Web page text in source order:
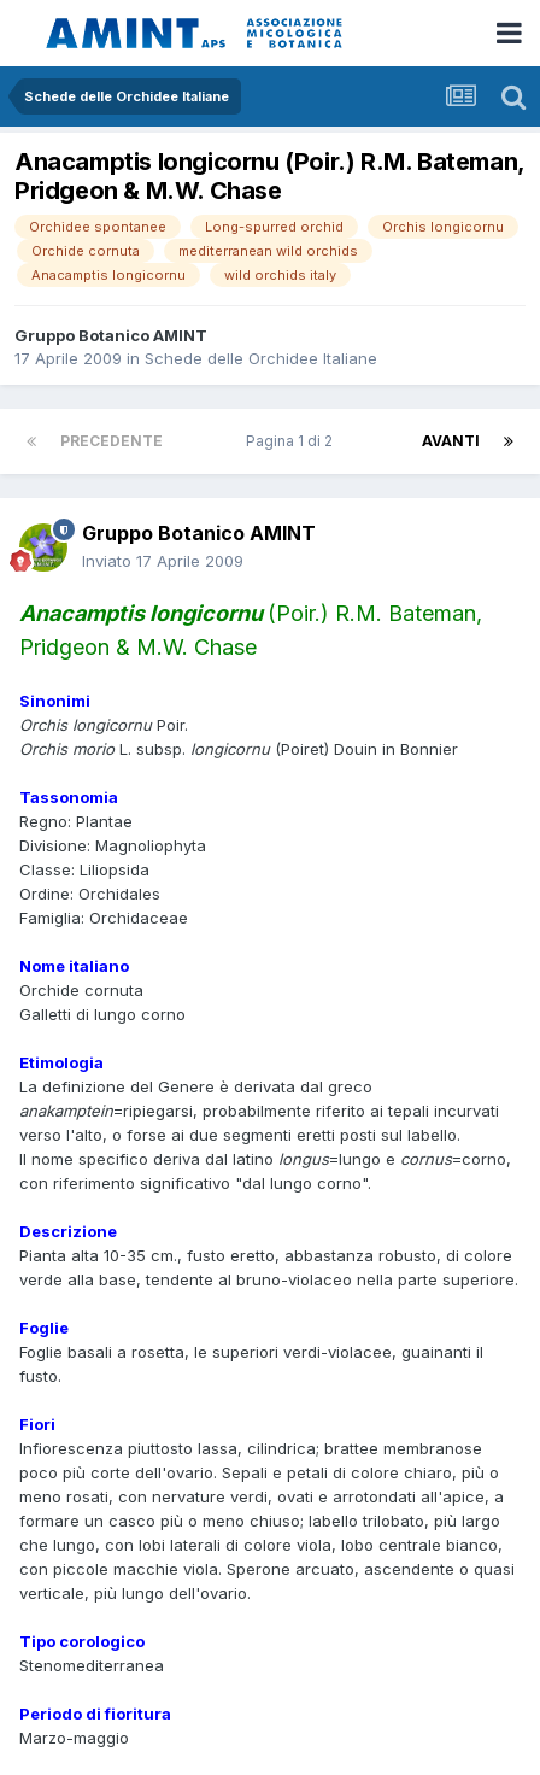
Schede delle Orchidee Italiane
Anacamptis longicornu (Poir.) R.M. Bateman,
Pridgeon & M.W. Chase
Orchidee spontanee Long-spurred orchid
Orchis longicornu
Orchide cornuta
mediterranean wild orchids
Anacamptis longicornu
wild orchids italy
Gruppo Botanico AMINT
17 Aprile 2009 in Schede delle Orchidee Italiane
PRECEDENTE AVANTI
Pagina 1 di 2
Gruppo Botanico AMINT
Inviato 17 Aprile 2009
Anacamptis longicornu (Poir.) R.M. Bateman,
Pridgeon & M.W. Chase
Sinonimi
Orchis longicornuPoir.
Orchis morioL. subsp. longicornu (Poiret) Douin in Bonnier
Tassonomia
Regno: Plantae
Divisione: Magnoliophyta
Classe: Liliopsida
Ordine: Orchidales
Famiglia: Orchidaceae
Nome italiano
Orchide cornuta
Galletti di lungo corno
Etimologia
La definizione del Genere è derivata dal greco
anakamptein=ripiegarsi, probabilmente riferito ai tepali incurvati
verso l'alto, o forse ai due segmenti eretti posti sul labello.
Il nome specifico deriva dal latino longus=lungo e cornus=corno,
con riferimento significativo "dal lungo corno".
Descrizione
Pianta alta 10-35 cm., fusto eretto, abbastanza robusto, di colore
verde alla base, tendente al bruno-violaceo nella parte superiore.
Foglie
Foglie basali a rosetta, le superiori verdi-violacee, guainanti il
fusto.
Fiori
Infiorescenza piuttosto lassa, cilindrica; brattee membranose
poco più corte dell'ovario. Sepali e petali di colore chiaro, più o
meno rosati, con nervature verdi, ovati e arrotondati all'apice, a
formare un casco più o meno chiuso; labello trilobato, più largo
che lungo, con lobi laterali di colore viola, lobo centrale bianco,
con piccole macchie viola. Sperone arcuato, ascendente o quasi
verticale, più lungo dell'ovario.
Tipo corologico
Stenomediterranea
Periodo di fioritura
Marzo-maggio